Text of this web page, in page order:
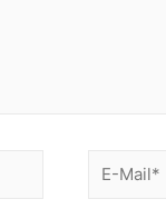
E-